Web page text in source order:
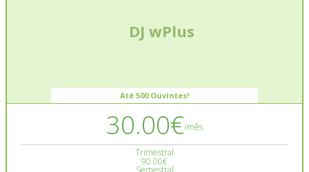
DJ wPlus
Até 500 Ouvintes!
30.00€/mês
Trimestral
90.00€
Semestral